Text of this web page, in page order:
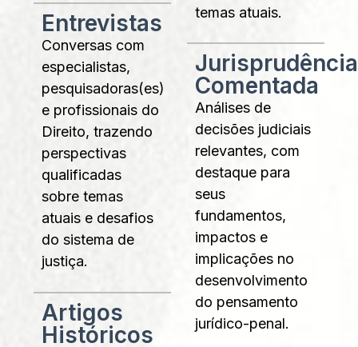
Entrevistas
Conversas com
especialistas,
pesquisadoras(es)
e profissionais do
Direito, trazendo
perspectivas
qualificadas
sobre temas
atuais e desafios
do sistema de
justiça.
Artigos
Históricos
temas atuais.
Jurisprudência
Comentada
Análises de
decisões judiciais
relevantes, com
destaque para
seus
fundamentos,
impactos e
implicações no
desenvolvimento
do pensamento
jurídico-penal.